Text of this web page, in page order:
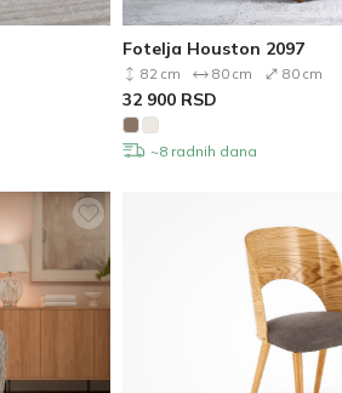
Fotelja Houston 2097
82 cm 80 cm 80 cm
32 900 RSD
~8 radnih dana